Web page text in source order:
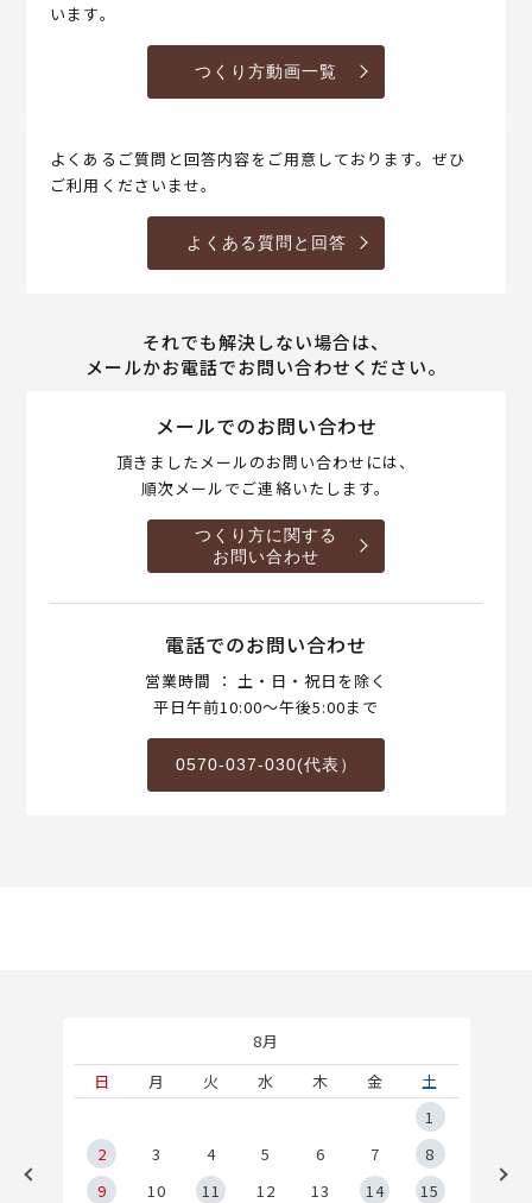
います。
つくり方動画一覧
よくあるご質問と回答内容をご用意しております。ぜひ
ご利用くださいませ。
よくある質問と回答
それでも解決しない場合は、
メールかお電話でお問い合わせください。
メールでのお問い合わせ
頂きましたメールのお問い合わせには、
順次メールでご連絡いたします。
つくり方に関する
お問い合わせ
電話でのお問い合わせ
営業時間 ： 土・日・祝日を除く
平日午前10:00～午後5:00まで
0570-037-030(代表）
8月
日
月 火 水 木 金
土
1
2
3 4 5 6 7
8
9
10 11 12 13 14
15